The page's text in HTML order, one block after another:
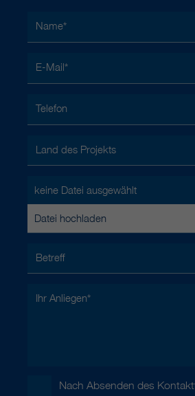
Name*
E-Mail*
Telefon
Land des Projekts
keine Datei ausgewählt
Datei hochladen
Betreff
Ihr Anliegen*
Nach Absenden des